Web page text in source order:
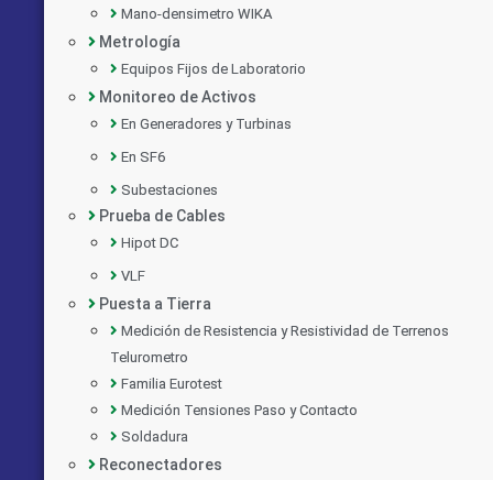
Mano-densimetro WIKA
Metrología
Equipos Fijos de Laboratorio
Monitoreo de Activos
En Generadores y Turbinas
En SF6
Subestaciones
Prueba de Cables
Hipot DC
VLF
Puesta a Tierra
Medición de Resistencia y Resistividad de Terrenos
Telurometro
Familia Eurotest
Medición Tensiones Paso y Contacto
Soldadura
Reconectadores